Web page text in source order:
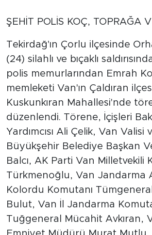
ŞEHİT POLİS KOÇ, TOPRAĞA
Tekirdağ'ın Çorlu ilçesinde
(24) silahlı ve bıçaklı
polis memurlarından Emrah
memleketi Van'ın Çaldıran
Kuskunkıran Mahallesi'nde
düzenlendi. Törene, İçişleri
Yardımcısı Ali Çelik, Van Valisi
Büyükşehir Belediye Başkan
Balcı, AK Parti Van Milletvekili
Türkmenoğlu, Van Jandarma
Kolordu Komutanı
Bulut, Van İl Jandarma
Tuğgeneral Mücahit Avkıran,